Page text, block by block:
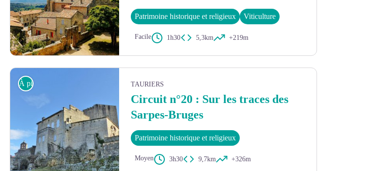
Patrimoine historique et religieux Viticulture
Facile 1h30 5,3km +219m
À pied TAURIERS
Circuit n°20 : Sur les traces des
Sarpes-Bruges
Patrimoine historique et religieux
Moyen 3h30 9,7km +326m